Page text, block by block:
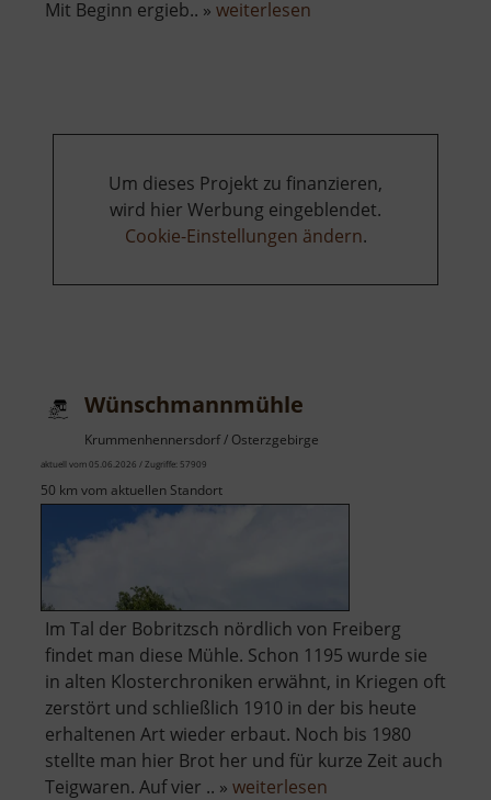
Mit Beginn ergieb.. » weiterlesen
Um dieses Projekt zu finanzieren,
wird hier Werbung eingeblendet.
Cookie-Einstellungen ändern.
Wünschmannmühle
Krummenhennersdorf / Osterzgebirge
aktuell vom 05.06.2026 / Zugriffe: 57909
50 km vom aktuellen Standort
Im Tal der Bobritzsch nördlich von Freiberg
findet man diese Mühle. Schon 1195 wurde sie
in alten Klosterchroniken erwähnt, in Kriegen oft
zerstört und schließlich 1910 in der bis heute
erhaltenen Art wieder erbaut. Noch bis 1980
stellte man hier Brot her und für kurze Zeit auch
Teigwaren. Auf vier .. » weiterlesen